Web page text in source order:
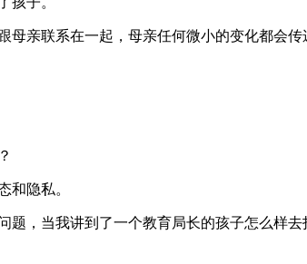
亲联系在一起，母亲任何微小的变化都会
和隐私。
，当我讲到了一个教育局长的孩子怎么样